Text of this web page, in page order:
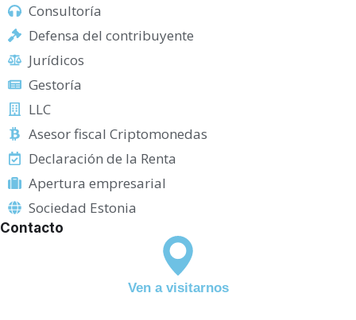
Consultoría
Defensa del contribuyente
Jurídicos
Gestoría
LLC
Asesor fiscal Criptomonedas
Declaración de la Renta
Apertura empresarial
Sociedad Estonia
Contacto
Ven a visitarnos